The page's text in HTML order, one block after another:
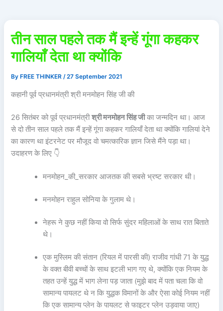
तीन साल पहले तक मैं इन्हें गूंगा कहकर
गालियाँ देता था क्योंकि
By FREE THINKER/27 September 2021
कहानी पूर्व प्रधानमंत्री श्री मनमोहन सिंह जी की
26 सितंबर को पूर्व प्रधानमंत्रीश्री मनमोहन सिंह जीका जन्मदिन था। आज
से दो तीन साल पहले तक मैं इन्हें गूंगा कहकर गालियाँ देता था क्योंकि गालियां देने
का कारण था इंटरनेट पर मौजूद वो चमत्कारिक ज्ञान जिसे मैंने पड़ा था।
उदाहरण के लिए 👇
मनमोहन_की_सरकार आजतक की सबसे भ्रष्ट सरकार थी।
मनमोहन राहुल सोनिया के गुलाम थे।
नेहरू ने कुछ नहीं किया वो सिर्फ सुंदर महिलाओं के साथ रात बिताते
थे।
एक मुस्लिम की संतान (रियल में पारसी की) राजीव गांधी 71 के युद्ध
के वक्त बीवी बच्चों के साथ इटली भाग गए थे, क्योंकि एक नियम के
तहत उन्हें युद्ध में भाग लेना पड़ जाता (मुझे बाद में पता चला कि वो
सामान्य पायलट थे न कि युद्धक विमानों के और ऐसा कोई नियम नहीं
कि एक सामान्य प्लेन के पायलट से फाइटर प्लेन उड़वाया जाए)